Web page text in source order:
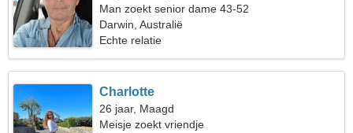
Man zoekt senior dame 43-52
Darwin, Australië
Echte relatie
Charlotte
26 jaar, Maagd
Meisje zoekt vriendje